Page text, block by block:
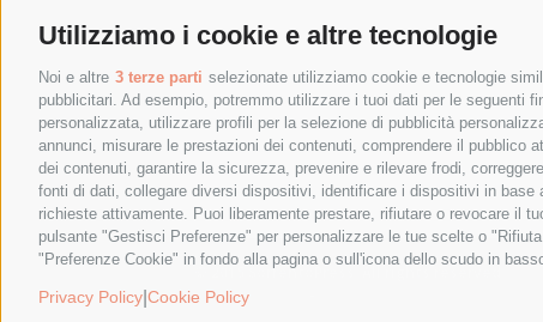
Utilizziamo i cookie e altre tecnologie
Noi e altre 3 terze parti selezionate utilizziamo cookie e tecnologie
pubblicitari. Ad esempio, potremmo utilizzare i tuoi dati per le seguenti
personalizzata, utilizzare profili per la selezione di pubblicità
annunci, misurare le prestazioni dei contenuti, comprendere il
dei contenuti, garantire la sicurezza, prevenire e rilevare frodi,
fonti di dati, collegare diversi dispositivi, identificare i dispositivi in
richieste attivamente. Puoi liberamente prestare, rifiutare o revocare il
pulsante "Gestisci Preferenze" per personalizzare le tue scelte o
"Preferenze Cookie" in fondo alla pagina o sull'icona dello scudo in
Privacy Policy Cookie Policy
© 2015 SorrentoPress. All rights reserved.
Privacy policy